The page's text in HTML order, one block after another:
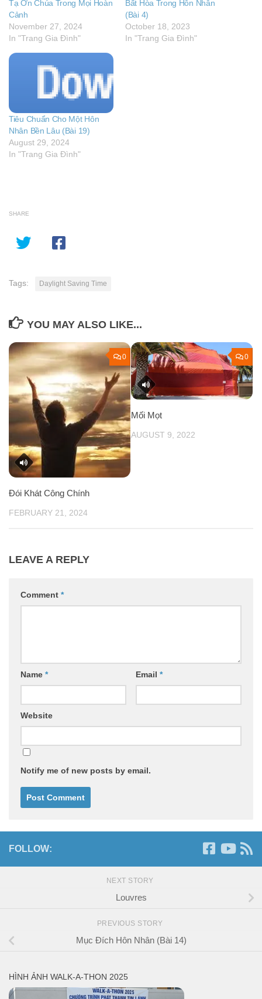
Tạ Ơn Chúa Trong Mọi Hoàn
Cảnh
November 27, 2024
In "Trang Gia Đình"
Bất Hòa Trong Hôn Nhân
(Bài 4)
October 18, 2023
In "Trang Gia Đình"
Tiêu Chuẩn Cho Một Hôn
Nhân Bền Lâu (Bài 19)
August 29, 2024
In "Trang Gia Đình"
SHARE
Tags: Daylight Saving Time
YOU MAY ALSO LIKE...
0
Đói Khát Công Chính
FEBRUARY 21, 2024
0
Mối Mọt
AUGUST 9, 2022
LEAVE A REPLY
Comment *
Name * Email *
Website
Notify me of new posts by email.
FOLLOW:
NEXT STORY
Louvres
PREVIOUS STORY
Mục Đích Hôn Nhân (Bài 14)
HÌNH ẢNH WALK-A-THON 2025